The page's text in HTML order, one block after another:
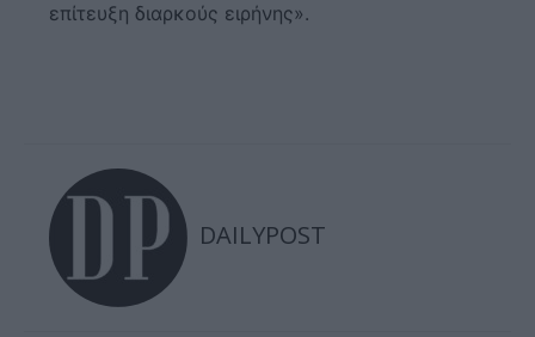
επίτευξη διαρκούς ειρήνης».
DAILYPOST